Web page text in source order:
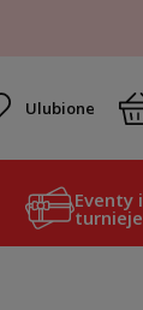
Eventy i
turnieje